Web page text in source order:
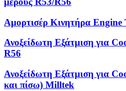
Αμορτισέρ Κινητήρα
Ανοξείδωτη Eξάτμιση για
R56
Ανοξείδωτη Εξάτμιση για
και πίσω) Milltek